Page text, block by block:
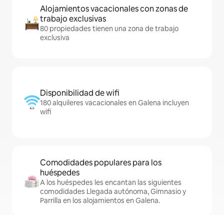
Alojamientos vacacionales con zonas de
trabajo exclusivas
80 propiedades tienen una zona de trabajo
exclusiva
Disponibilidad de wifi
180 alquileres vacacionales en Galena incluyen
wifi
Comodidades populares para los
huéspedes
A los huéspedes les encantan las siguientes
comodidades Llegada autónoma, Gimnasio y
Parrilla en los alojamientos en Galena.